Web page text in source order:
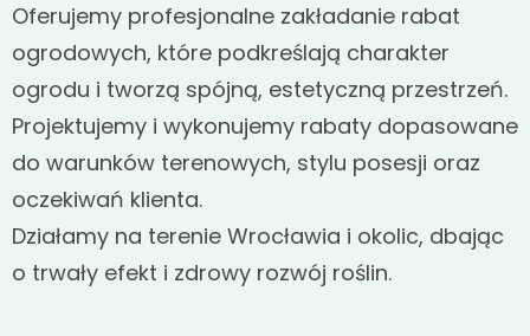
Oferujemy profesjonalne zakładanie rabat
ogrodowych, które podkreślają charakter
ogrodu i tworzą spójną, estetyczną przestrzeń.
Projektujemy i wykonujemy rabaty dopasowane
do warunków terenowych, stylu posesji oraz
oczekiwań klienta.
Działamy na terenie Wrocławia i okolic, dbając
o trwały efekt i zdrowy rozwój roślin.